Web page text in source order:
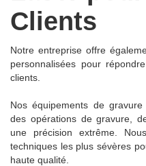
Clients
Notre entreprise offre
personnalisées pour
clients.
Nos équipements de
des opérations de gravure,
une précision extrême.
techniques les plus sévères
haute qualité.